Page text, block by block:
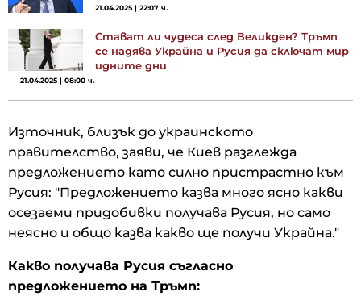
21.04.2025 | 22:07 ч.
Стават ли чудеса след Великден? Тръмп
се надява Украйна и Русия да сключат мир
идните дни
21.04.2025 | 08:00 ч.
Източник, близък до украинското
правителство, заяви, че Киев разглежда
предложението като силно пристрастно към
Русия: "Предложението казва много ясно какви
осезаеми придобивки получава Русия, но само
неясно и общо казва какво ще получи Украйна."
Какво получава Русия съгласно
предложението на Тръмп: